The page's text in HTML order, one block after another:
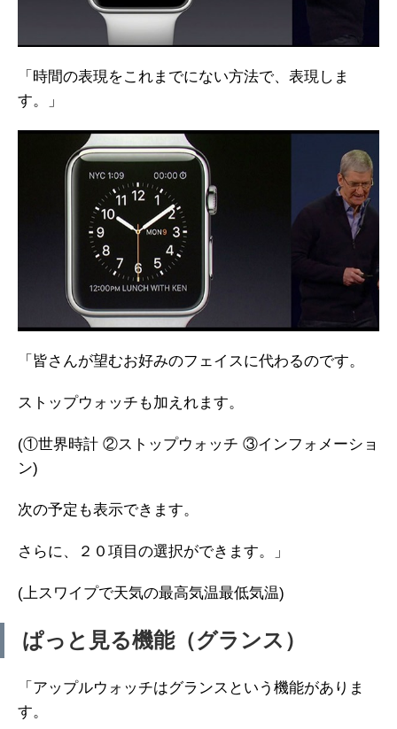
「時間の表現をこれまでにない方法で、表現しま
す。」
「皆さんが望むお好みのフェイスに代わるのです。
ストップウォッチも加えれます。
(①世界時計 ②ストップウォッチ ③インフォメーショ
ン)
次の予定も表示できます。
さらに、２０項目の選択ができます。」
(上スワイプで天気の最高気温最低気温)
ぱっと見る機能（グランス）
「アップルウォッチはグランスという機能がありま
す。